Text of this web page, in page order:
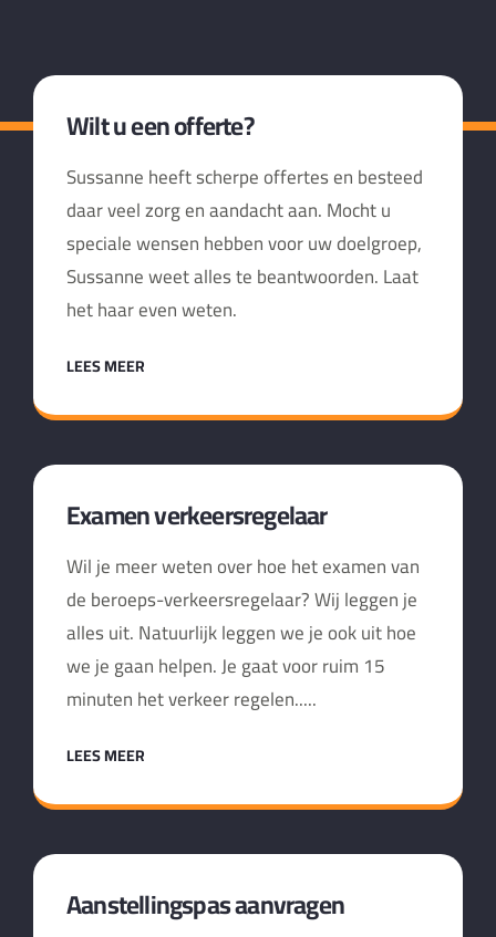
Wilt u een offerte?
Sussanne heeft scherpe offertes en besteed
daar veel zorg en aandacht aan. Mocht u
speciale wensen hebben voor uw doelgroep,
Sussanne weet alles te beantwoorden. Laat
het haar even weten.
LEES MEER
Examen verkeersregelaar
Wil je meer weten over hoe het examen van
de beroeps-verkeersregelaar? Wij leggen je
alles uit. Natuurlijk leggen we je ook uit hoe
we je gaan helpen. Je gaat voor ruim 15
minuten het verkeer regelen.....
LEES MEER
Aanstellingspas aanvragen